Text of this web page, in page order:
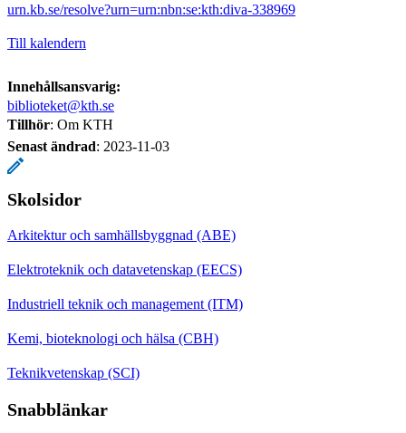
urn.kb.se/resolve?urn=urn:nbn:se:kth:diva-338969
Till kalendern
Innehållsansvarig:
biblioteket@kth.se
Tillhör: Om KTH
Senast ändrad: 2023-11-03
Skolsidor
Arkitektur och samhällsbyggnad (ABE)
Elektroteknik och datavetenskap (EECS)
Industriell teknik och management (ITM)
Kemi, bioteknologi och hälsa (CBH)
Teknikvetenskap (SCI)
Snabblänkar